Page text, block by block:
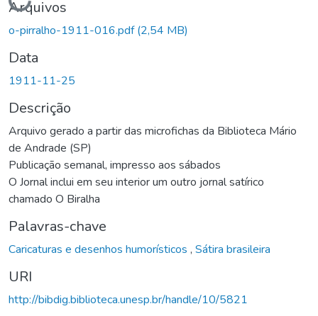
Arquivos
o-pirralho-1911-016.pdf(2,54 MB)
Data
1911-11-25
Descrição
Arquivo gerado a partir das microfichas da Biblioteca Mário
de Andrade (SP)
Publicação semanal, impresso aos sábados
O Jornal inclui em seu interior um outro jornal satírico
chamado O Biralha
Palavras-chave
Caricaturas e desenhos humorísticos , Sátira brasileira
URI
http://bibdig.biblioteca.unesp.br/handle/10/5821